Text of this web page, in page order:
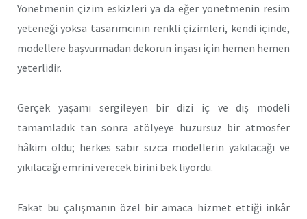
Yönetmenin çizim eskizleri ya da eğer yönetmenin resim
yeteneği yoksa tasarımcının renkli çizimleri, kendi içinde,
modellere başvurmadan dekorun inşası için hemen hemen
yeterlidir.
Gerçek yaşamı sergileyen bir dizi iç ve dış modeli
tamamladık tan sonra atölyeye huzursuz bir atmosfer
hâkim oldu; herkes sabır sızca modellerin yakılacağı ve
yıkılacağı emrini verecek birini bek liyordu.
Fakat bu çalışmanın özel bir amaca hizmet ettiği inkâr